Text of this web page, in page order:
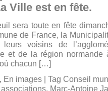
Ville est en fête.
sera toute en fête
de France, la
leurs voisins de
et de la région
chacun […]
, En images | Tag Conseil
, Marc-Antoine